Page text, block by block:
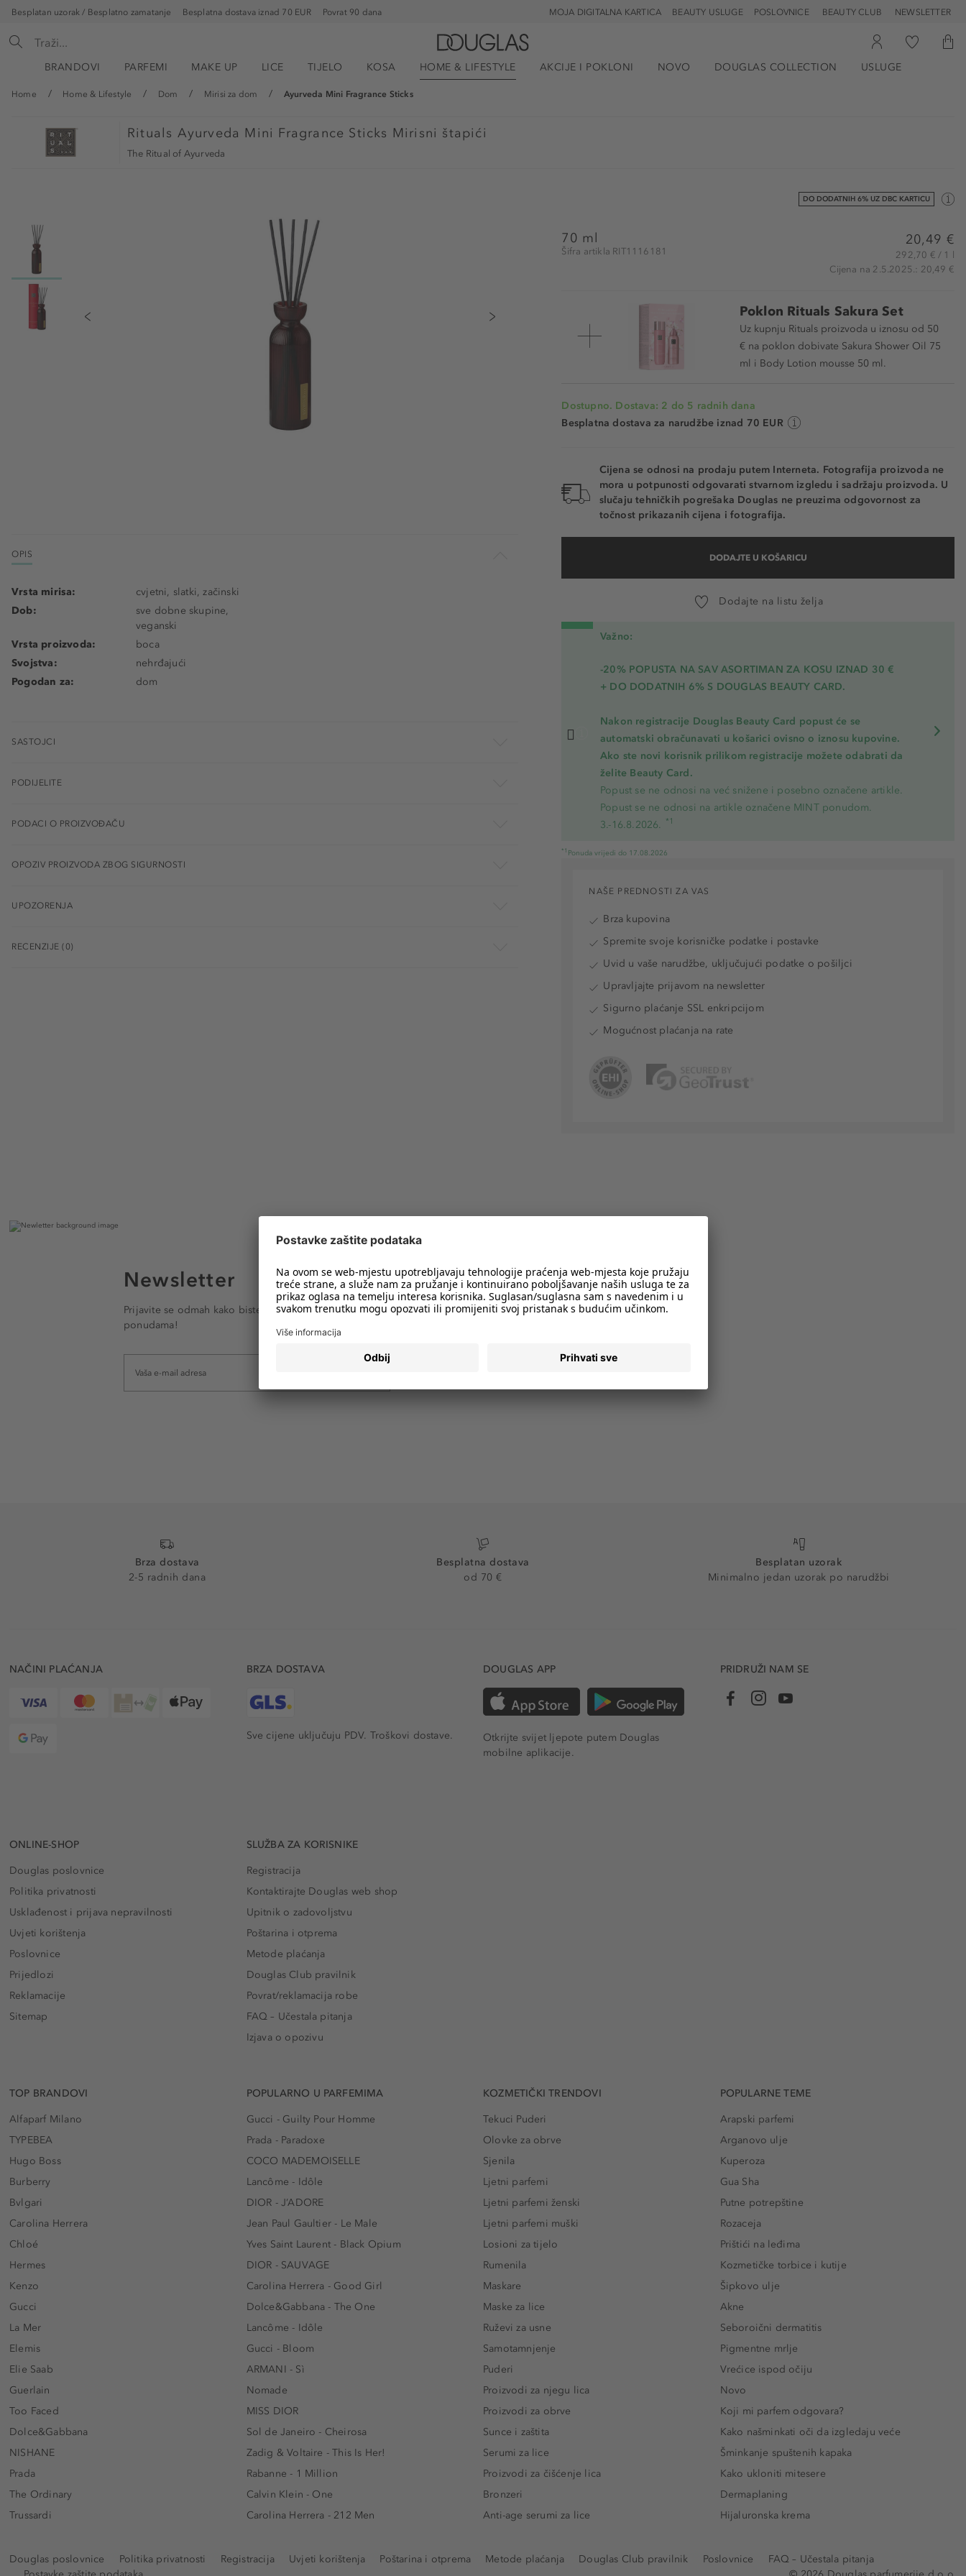
Besplatan uzorak / Besplatno zamatanje Besplatna dostava iznad 70 EUR Povrat 90 dana POSLOVNICE BEAUTY CLUB NEWSLETTER
BEAUTY USLUGE
MOJA DIGITALNA KARTICA
BRANDOVI PARFEMI MAKE UP LICE TIJELO KOSA HOME & LIFESTYLE AKCIJE I POKLONI NOVO DOUGLAS COLLECTION USLUGE
Home Home & Lifestyle Dom Mirisi za dom Ayurveda Mini Fragrance Sticks
Rituals Ayurveda Mini Fragrance Sticks Mirisni štapići
The Ritual of Ayurveda
DO DODATNIH 6% UZ DBC KARTICU
70 ml
Šifra artikla RIT1116181
20,49 €
292,70 € / 1 l
Cijena na 2.5.2025.: 20,49 €
Poklon Rituals Sakura Set
Uz kupnju Rituals proizvoda u iznosu od 50
€ na poklon dobivate Sakura Shower Oil 75
ml i Body Lotion mousse 50 ml.
Dostupno. Dostava: 2 do 5 radnih dana
Besplatna dostava za narudžbe iznad 70 EUR
Cijena se odnosi na prodaju putem Interneta. Fotografija proizvoda ne
mora u potpunosti odgovarati stvarnom izgledu i sadržaju proizvoda. U
slučaju tehničkih pogrešaka Douglas ne preuzima odgovornost za
točnost prikazanih cijena i fotografija.
DODAJTE U KOŠARICU
Dodajte na listu želja
Važno:
-20% POPUSTA NA SAV ASORTIMAN ZA KOSU IZNAD 30 €
+ DO DODATNIH 6% S DOUGLAS BEAUTY CARD.
Nakon registracije Douglas Beauty Card popust će se
automatski obračunavati u košarici ovisno o iznosu kupovine.
Ako ste novi korisnik prilikom registracije možete odabrati da
želite Beauty Card.
Popust se ne odnosi na već snižene i posebno označene artikle.
Popust se ne odnosi na artikle označene MINT ponudom.
3.-16.8.2026.
*1
*1 Ponuda vrijedi do 17.08.2026
OPIS
Vrsta mirisa:
cvjetni, slatki, začinski
Dob:
sve dobne skupine,
veganski
Vrsta proizvoda:
boca
Svojstva:
nehrđajući
Pogodan za:
dom
SASTOJCI
PODIJELITE
PODACI O PROIZVOĐAČU
OPOZIV PROIZVODA ZBOG SIGURNOSTI
UPOZORENJA
RECENZIJE (0)
NAŠE PREDNOSTI ZA VAS
Brza kupovina
Spremite svoje korisničke podatke i postavke
Uvid u vaše narudžbe, uključujući podatke o pošiljci
Upravljajte prijavom na newsletter
Sigurno plaćanje SSL enkripcijom
Mogućnost plaćanja na rate
Newsletter
Prijavite se odmah kako biste e-mailom primali obavijesti o svim trendovima i
ponudama!
Brza dostava
2-5 radnih dana
Besplatna dostava
od 70 €
Besplatan uzorak
Minimalno jedan uzorak po narudžbi
NAČINI PLAĆANJA BRZA DOSTAVA
Sve cijene uključuju PDV. Troškovi dostave.
DOUGLAS APP
Otkrijte svijet ljepote putem Douglas
mobilne aplikacije.
PRIDRUŽI NAM SE
ONLINE-SHOP
Douglas poslovnice
Politika privatnosti
Usklađenost i prijava nepravilnosti
Uvjeti korištenja
Poslovnice
Prijedlozi
Reklamacije
Sitemap
SLUŽBA ZA KORISNIKE
Registracija
Kontaktirajte Douglas web shop
Upitnik o zadovoljstvu
Poštarina i otprema
Metode plaćanja
Douglas Club pravilnik
Povrat/reklamacija robe
FAQ – Učestala pitanja
Izjava o opozivu
TOP BRANDOVI
Alfaparf Milano
TYPEBEA
Hugo Boss
Burberry
Bvlgari
Carolina Herrera
Chloé
Hermes
Kenzo
Gucci
La Mer
Elemis
Elie Saab
Guerlain
Too Faced
Dolce&Gabbana
NISHANE
Prada
The Ordinary
Trussardi
POPULARNO U PARFEMIMA
Gucci - Guilty Pour Homme
Prada - Paradoxe
COCO MADEMOISELLE
Lancôme - Idôle
DIOR - J’ADORE
Jean Paul Gaultier - Le Male
Yves Saint Laurent - Black Opium
DIOR - SAUVAGE
Carolina Herrera - Good Girl
Dolce&Gabbana - The One
Lancôme - Idôle
Gucci - Bloom
ARMANI - Sì
Nomade
MISS DIOR
Sol de Janeiro - Cheirosa
Zadig & Voltaire - This Is Her!
Rabanne - 1 Million
Calvin Klein - One
Carolina Herrera - 212 Men
KOZMETIČKI TRENDOVI
Tekuci Puderi
Olovke za obrve
Sjenila
Ljetni parfemi
Ljetni parfemi ženski
Ljetni parfemi muški
Losioni za tijelo
Rumenila
Maskare
Maske za lice
Ruževi za usne
Samotamnjenje
Puderi
Proizvodi za njegu lica
Proizvodi za obrve
Sunce i zaštita
Serumi za lice
Proizvodi za čišćenje lica
Bronzeri
Anti-age serumi za lice
POPULARNE TEME
Arapski parfemi
Arganovo ulje
Kuperoza
Gua Sha
Putne potrepštine
Rozaceja
Prištići na leđima
Kozmetičke torbice i kutije
Šipkovo ulje
Akne
Seboroični dermatitis
Pigmentne mrlje
Vrećice ispod očiju
Novo
Koji mi parfem odgovara?
Kako našminkati oči da izgledaju veće
Šminkanje spuštenih kapaka
Kako ukloniti mitesere
Dermaplaning
Hijaluronska krema
Douglas poslovnice Politika privatnosti Registracija Uvjeti korištenja Poštarina i otprema Metode plaćanja Douglas Club pravilnik Poslovnice
FAQ – Učestala pitanja